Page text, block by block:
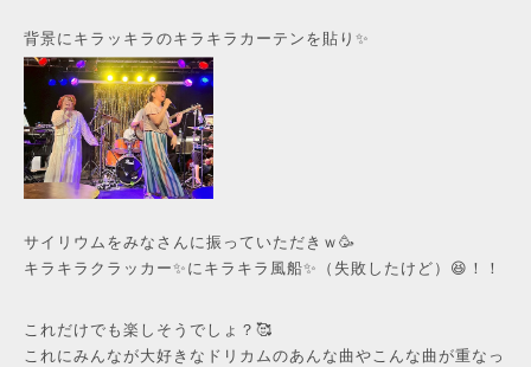
背景にキラッキラのキラキラカーテンを貼り✨
サイリウムをみなさんに振っていただきｗ🥳
キラキラクラッカー✨にキラキラ風船✨（失敗したけど）😆！！
これだけでも楽しそうでしょ？🥰
これにみんなが大好きなドリカムのあんな曲やこんな曲が重なっ